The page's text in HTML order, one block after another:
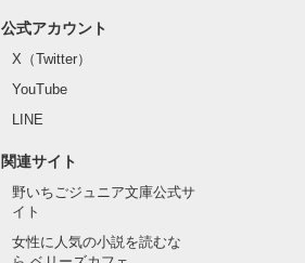
公式アカウント
X（Twitter）
YouTube
LINE
関連サイト
野いちごジュニア文庫公式サ
イト
女性に人気の小説を読むな